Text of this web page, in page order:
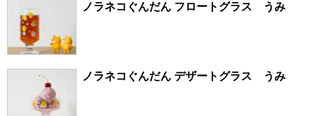
ノラネコぐんだん フロートグラス うみ
ノラネコぐんだん デザートグラス うみ